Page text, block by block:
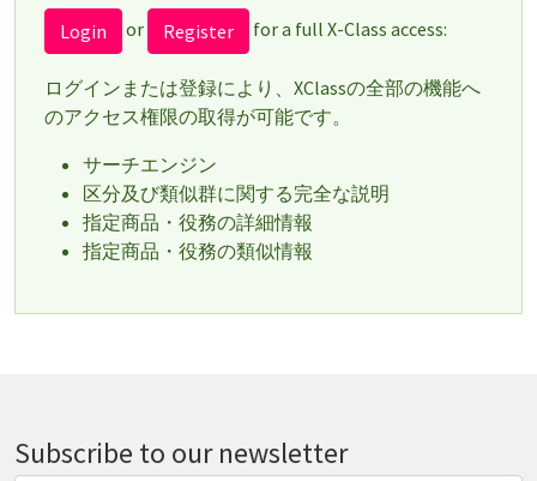
Login or Register for a full X-Class access:
ログインまたは登録により、XClassの全部の機能へ
のアクセス権限の取得が可能です。
サーチエンジン
区分及び類似群に関する完全な説明
指定商品・役務の詳細情報
指定商品・役務の類似情報
Subscribe to our newsletter